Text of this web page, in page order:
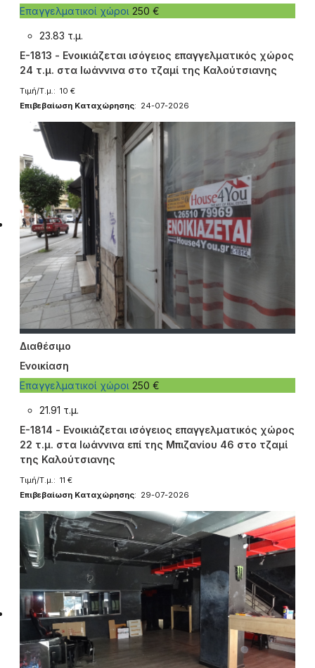
Επαγγελματικοί χώροι 250 €
23.83 τ.μ.
E-1813 - Ενοικιάζεται ισόγειος επαγγελματικός χώρος
24 τ.μ. στα Ιωάννινα στο τζαμί της Καλούτσιανης
Τιμή/Τ.μ.: 10 €
Επιβεβαίωση Καταχώρησης: 24-07-2026
Διαθέσιμο
Ενοικίαση
Επαγγελματικοί χώροι 250 €
21.91 τ.μ.
E-1814 - Ενοικιάζεται ισόγειος επαγγελματικός χώρος
22 τ.μ. στα Ιωάννινα επί της Μπιζανίου 46 στο τζαμί
της Καλούτσιανης
Τιμή/Τ.μ.: 11 €
Επιβεβαίωση Καταχώρησης: 29-07-2026